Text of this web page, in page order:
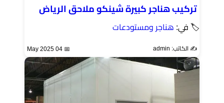
تركيب هناجر كبيرة شينكو ملاحق الرياض
🏷 في: هناجر ومستودعات
✍️ الكاتب: admin 📅 04 May 2025